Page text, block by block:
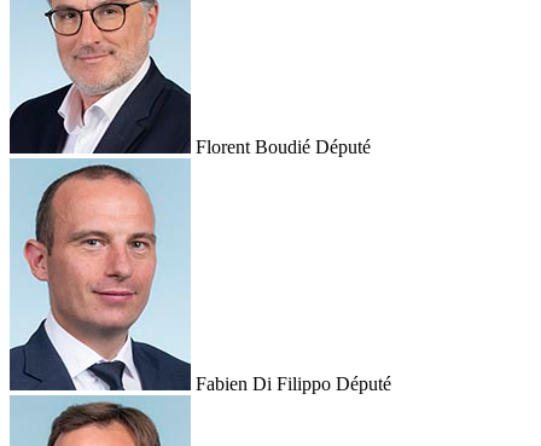
Florent Boudié Député
Fabien Di Filippo Député